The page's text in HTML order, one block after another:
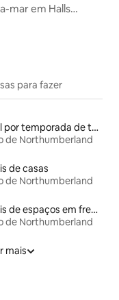
mar em Halls
para fazer
Aluguel por temporada de townhouses
de Northumberland
de casas
de Northumberland
Aluguéis de espaços em frente à praia
de Northumberland
mais